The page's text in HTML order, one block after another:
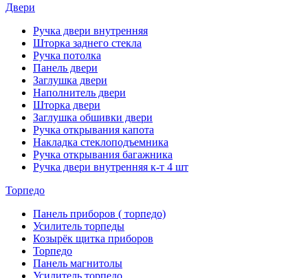
Двери
Ручка двери внутренняя
Шторка заднего стекла
Ручка потолка
Панель двери
Заглушка двери
Наполнитель двери
Шторка двери
Заглушка обшивки двери
Ручка открывания капота
Накладка стеклоподъемника
Ручка открывания багажника
Ручка двери внутренняя к-т 4 шт
Торпедо
Панель приборов ( торпедо)
Усилитель торпеды
Козырёк щитка приборов
Торпедо
Панель магнитолы
Усилитель торпедо